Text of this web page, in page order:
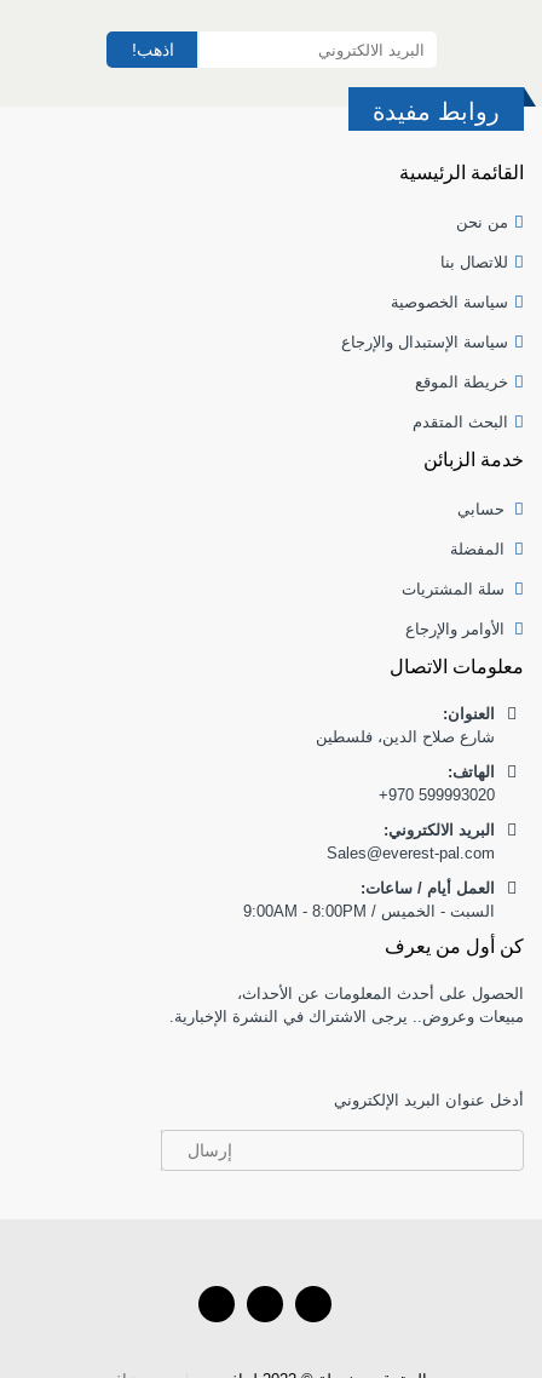
اذهب!
روابط مفيدة
القائمة الرئيسية
من نحن
للاتصال بنا
سياسة الخصوصية
سياسة الإستبدال والإرجاع
خريطة الموقع
البحث المتقدم
خدمة الزبائن
حسابي
المفضلة
سلة المشتريات
الأوامر والإرجاع
معلومات الاتصال
العنوان:
شارع صلاح الدين، فلسطين
:الهاتف
+970 599993020
البريد الالكتروني:
Sales@everest-pal.com
العمل أيام / ساعات:
السبت - الخميس / 9:00AM - 8:00PM
كن أول من يعرف
الحصول على أحدث المعلومات عن الأحداث،
مبيعات وعروض.. يرجى الاشتراك في النشرة الإخبارية.
أدخل عنوان البريد الإلكتروني
إرسال